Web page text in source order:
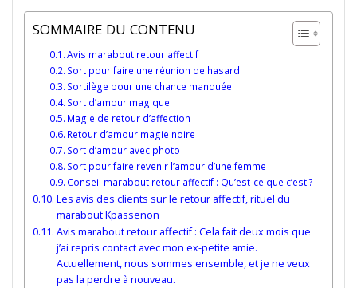
SOMMAIRE DU CONTENU
Avis marabout retour affectif
Sort pour faire une réunion de hasard
Sortilège pour une chance manquée
Sort d’amour magique
Magie de retour d’affection
Retour d’amour magie noire
Sort d’amour avec photo
Sort pour faire revenir l’amour d’une femme
Conseil marabout retour affectif : Qu’est-ce que c’est ?
Les avis des clients sur le retour affectif, rituel du
marabout Kpassenon
Avis marabout retour affectif : Cela fait deux mois que
j’ai repris contact avec mon ex-petite amie.
Actuellement, nous sommes ensemble, et je ne veux
pas la perdre à nouveau.